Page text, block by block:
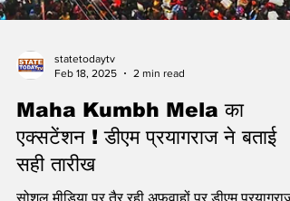
Feb 18, 2025
2 min read